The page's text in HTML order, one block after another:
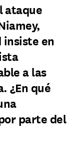
ataque
insiste en
a las
¿En qué
parte del